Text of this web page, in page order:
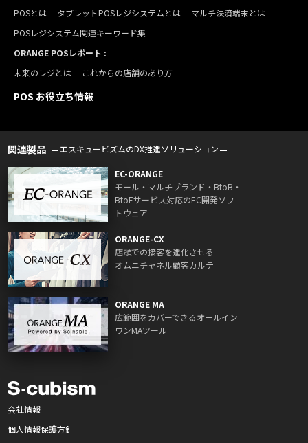
POSとは
タブレットPOSレジシステムとは
マルチ決済端末とは
POSレジシステム関連キーワード集
ORANGE POSレポート :
未来のレジとは
これからの店舗のあり方
POS お役立ち情報
関連製品 エスキュービズムのDX推進ソリューション
EC-ORANGE
モール・マルチブランド・BtoB・
BtoEサービス対応のEC開発ソフ
トウェア
ORANGE-CX
店頭での接客を進化させる
オムニチャネル顧客カルテ
ORANGE MA
広範囲をカバーできるオールイン
ワンMAツール
会社情報
個人情報保護方針